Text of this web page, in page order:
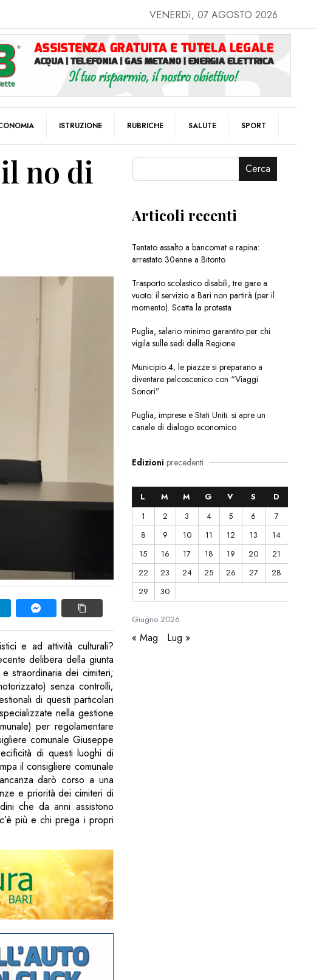
VENERDì, 07 AGOSTO 2026
ISTRUZIONE RUBRICHE SALUTE SPORT
no di
e ad attività culturali?
delibera della giunta
straordinaria dei cimiteri;
senza controlli;
di questi particolari
nella gestione
per regolamentare
comunale Giuseppe
di questi luoghi di
il consigliere comunale
darò corso a una
e priorità dei cimiteri di
che da anni assistono
più e chi prega i propri
Cerca
Articoli recenti
Tentato assalto a bancomat e rapina:
arrestato 30enne a Bitonto
Trasporto scolastico disabili, tre gare a
vuoto: il servizio a Bari non partirà (per il
momento). Scatta la protesta
Puglia, salario minimo garantito per chi
vigila sulle sedi della Regione
Municipio 4, le piazze si preparano a
diventare palcoscenico con “Viaggi
Sonori”
Puglia, imprese e Stati Uniti: si apre un
canale di dialogo economico
Edizioni precedenti
Giugno2026
L M M G V S
D
1
2 3 4 5 6
7
8
9 10 11 12 13
14
15
16 17 18 19 20
21
22
23 24 25 26 27
28
29
30
« Mag Lug »